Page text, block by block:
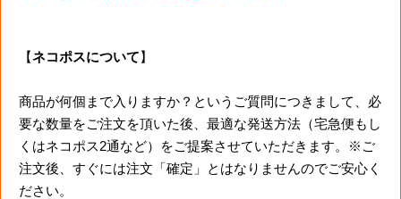
【ネコポスについて】
商品が何個まで入りますか？というご質問につきまして、必
要な数量をご注文を頂いた後、最適な発送方法（宅急便もし
くはネコポス2通など）をご提案させていただきます。※ご
注文後、すぐには注文「確定」とはなりませんのでご安心く
ださい。